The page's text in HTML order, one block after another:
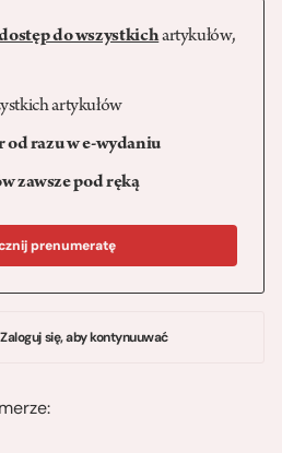
do wszystkichartykułów,
artykułów
od razu w e-wydaniu
zawsze pod ręką
prenumeratę
się, aby kontynuuwać